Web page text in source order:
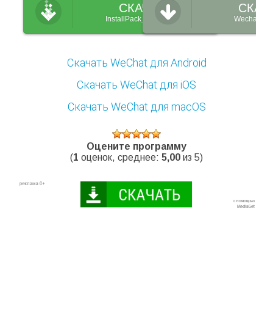
СКАЧАТЬ
InstallPack_Wechat.exe
Скачать WeChat для Android
Скачать WeChat для iOS
Скачать WeChat для macOS
Оцените программу
(1 оценок, среднее: 5,00 из 5)